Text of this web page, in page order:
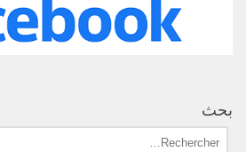
بحث
Rechercher :